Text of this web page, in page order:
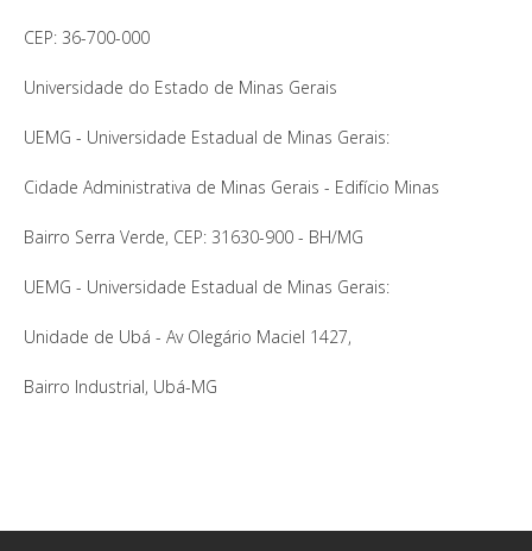
CEP: 36-700-000
Universidade do Estado de Minas Gerais
UEMG - Universidade Estadual de Minas Gerais:
Cidade Administrativa de Minas Gerais - Edifício Minas
Bairro Serra Verde, CEP: 31630-900 - BH/MG
UEMG - Universidade Estadual de Minas Gerais:
Unidade de Ubá - Av Olegário Maciel 1427,
Bairro Industrial, Ubá-MG